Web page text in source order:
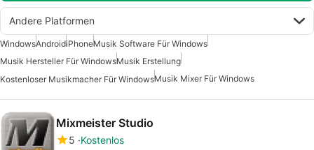
Andere Platformen
WindowsAndroidiPhoneMusik Software Für Windows
Musik Hersteller Für WindowsMusik Erstellung
Kostenloser Musikmacher Für WindowsMusik Mixer Für Windows
Mixmeister Studio
5 Kostenlos